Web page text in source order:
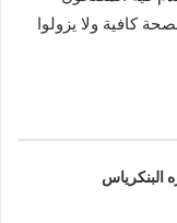
كافية ولا يزولوا
البنكرياس